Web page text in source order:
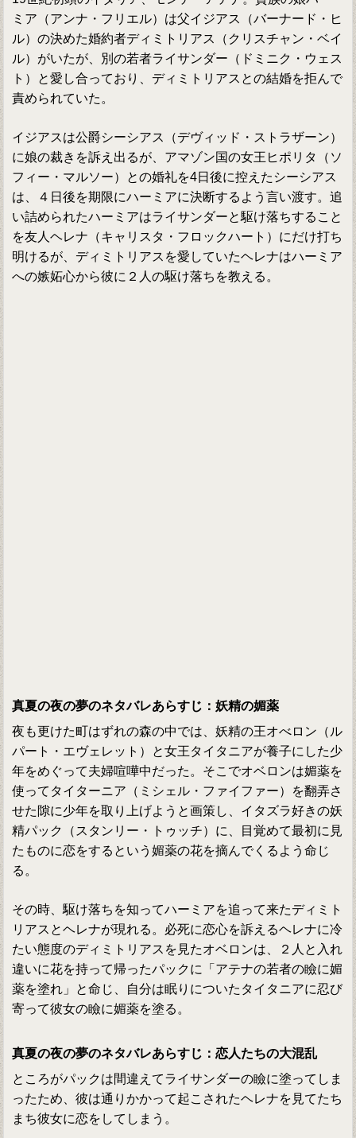
ミア（アンナ・フリエル）は父イジアス（バーナード・ヒ
ル）の決めた婚約者ディミトリアス（クリスチャン・ベイ
ル）がいたが、別の若者ライサンダー（ドミニク・ウェス
ト）と愛し合っており、ディミトリアスとの結婚を拒んで
責められていた。
イジアスは公爵シーシアス（デヴィッド・ストラザーン）
に娘の裁きを訴え出るが、アマゾン国の女王ヒポリタ（ソ
フィー・マルソー）との婚礼を4日後に控えたシーシアス
は、４日後を期限にハーミアに決断するよう言い渡す。追
い詰められたハーミアはライサンダーと駆け落ちすること
を友人ヘレナ（キャリスタ・フロックハート）にだけ打ち
明けるが、ディミトリアスを愛していたヘレナはハーミア
への嫉妬心から彼に２人の駆け落ちを教える。
真夏の夜の夢のネタバレあらすじ：妖精の媚薬
夜も更けた町はずれの森の中では、妖精の王オべロン（ル
パート・エヴェレット）と女王タイタニアが養子にした少
年をめぐって夫婦喧嘩中だった。そこでオベロンは媚薬を
使ってタイターニア（ミシェル・ファイファー）を翻弄さ
せた隙に少年を取り上げようと画策し、イタズラ好きの妖
精パック（スタンリー・トゥッチ）に、目覚めて最初に見
たものに恋をするという媚薬の花を摘んでくるよう命じ
る。
その時、駆け落ちを知ってハーミアを追って来たディミト
リアスとヘレナが現れる。必死に恋心を訴えるヘレナに冷
たい態度のディミトリアスを見たオベロンは、２人と入れ
違いに花を持って帰ったパックに「アテナの若者の瞼に媚
薬を塗れ」と命じ、自分は眠りについたタイタニアに忍び
寄って彼女の瞼に媚薬を塗る。
真夏の夜の夢のネタバレあらすじ：恋人たちの大混乱
ところがパックは間違えてライサンダーの瞼に塗ってしま
ったため、彼は通りかかって起こされたヘレナを見てたち
まち彼女に恋をしてしまう。